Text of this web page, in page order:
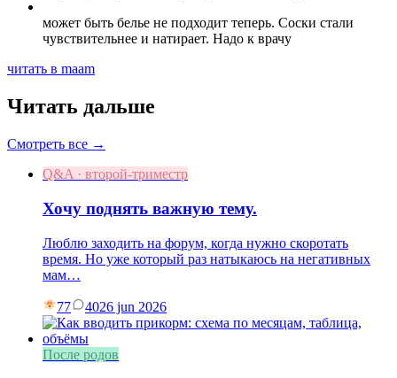
может быть белье не подходит теперь. Соски стали
чувствительнее и натирает. Надо к врачу
читать в maam
Читать дальше
Смотреть все →
Q&A · второй-триместр
Хочу поднять важную тему.
Люблю заходить на форум, когда нужно скоротать
время. Но уже который раз натыкаюсь на негативных
мам…
77 4026 jun 2026
После родов